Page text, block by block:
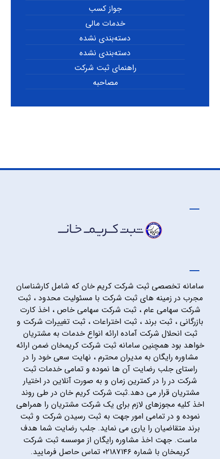
جواز کسب
خدمات مالی
دسته‌بندی نشده
دسته‌بندی نشده
راهنمای ثبت شرکت
مصاحبه
سامانه تخصصی ثبت شرکت کریم خان که شامل کارشناسان
مجرب در زمینه های ثبت شرکت با مسئولیت محدود ، ثبت
شرکت سهامی عام ، ثبت شرکت سهامی خاص ، اخذ کارت
بازرگانی ، ثبت برند ، ثبت اختراعات ، ثبت تغییرات شرکت و
ثبت انحلال شرکت آماده ارائه انواع خدمات به مشتریان
خواهد بود همچنین سامانه ثبت شرکت کریمخان ضمن ارائه
مشاوره رایگان به مدیران محترم ، نهایت سعی خود را در
راستای جلب رضایت آن ها نموده و تمامی خدمات ثبت
شرکت در را در کمترین زمان و به صورت آنلاین در اختیار
مشتریان قرار می دهد.ثبت شرکت کریم خان در طی روند
اخذ کلیه مجوزهای لازم برای یک شرکت مشتریان را همراهی
نموده و در تمامی امور جهت به ثبت رسیدن شرکت و ثبت
برند متقاضیان را یاری می نماید. جلب رضایت شما هدف
ماست. جهت اخذ مشاوره رایگان از موسسه ثبت شرکت
کریمخان با شماره ۰۲۱۸۷۱۴۶ تماس حاصل فرمایید.